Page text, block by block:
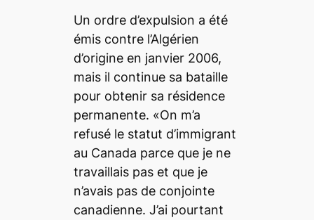
Un ordre d’expulsion a été
émis contre l’Algérien
d’origine en janvier 2006,
mais il continue sa bataille
pour obtenir sa résidence
permanente. «On m’a
refusé le statut d’immigrant
au Canada parce que je ne
travaillais pas et que je
n’avais pas de conjointe
canadienne. J’ai pourtant